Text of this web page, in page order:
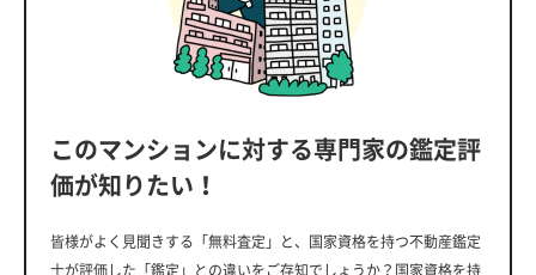
このマンションに対する専門家の鑑定評
価が知りたい！
皆様がよく見聞きする「無料査定」と、国家資格を持つ不動産鑑定
士が評価した「鑑定」との違いをご存知でしょうか？国家資格を持